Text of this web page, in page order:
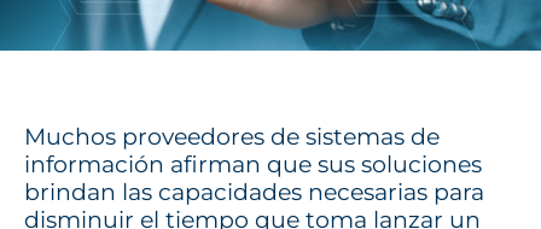
Muchos proveedores de sistemas de
información afirman que sus soluciones
brindan las capacidades necesarias para
disminuir el tiempo que toma lanzar un